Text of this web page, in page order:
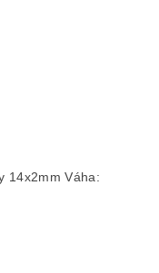
14x2mm Váha: